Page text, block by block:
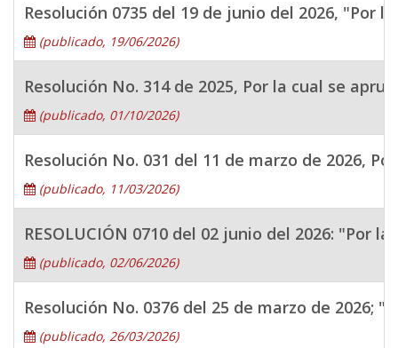
Resolución 0735 del 19 de junio del 2026,
(publicado, 19/06/2026)
Resolución No. 314 de 2025, Por la cual se
(publicado, 01/10/2026)
Resolución No. 031 del 11 de marzo de 2026,
(publicado, 11/03/2026)
RESOLUCIÓN 0710 del 02 junio del 2026:
(publicado, 02/06/2026)
Resolución No. 0376 del 25 de marzo de 2026;
(publicado, 26/03/2026)